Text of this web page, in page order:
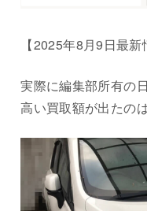
【2025年8月9日最新
実際に編集部所有の
高い買取額が出たの